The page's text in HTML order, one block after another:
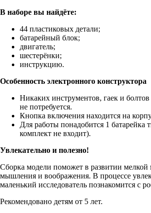
В наборе вы найдёте:
44 пластиковых детали;
батарейный блок;
двигатель;
шестерёнки;
инструкцию.
Особенность электронного конструктора
Никаких инструментов, гаек и болтов
не потребуется.
Кнопка включения находится на
Для работы понадобится 1 батарейка
комплект не входит).
Увлекательно и полезно!
Сборка модели поможет в развитии мелкой
мышления и воображения. В процессе
маленький исследователь познакомится с
Рекомендовано детям от 5 лет.